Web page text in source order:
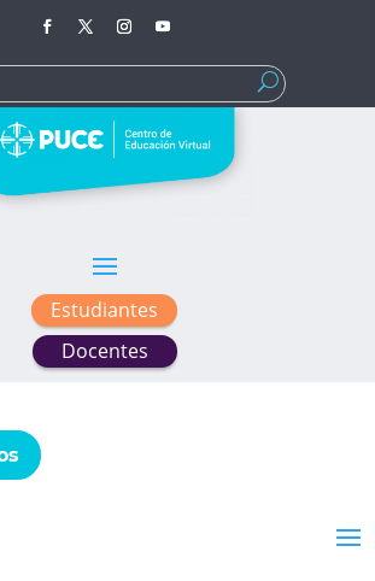
Estudiantes
Docentes